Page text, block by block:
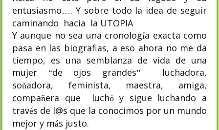
entusiasmo…. Y sobre todo la idea de seguir
caminando hacia la UTOPIA
Y aunque no sea una cronología exacta como
pasa en las biografias, a eso ahora no me da
tiempo, es una semblanza de vida de una
mujer
“de ojos grandes”
luchadora,
soñadora, feminista, maestra, amiga,
compañera que luchóy sigue luchando a
través de l@s que la conocimos por un mundo
mejor y más justo.